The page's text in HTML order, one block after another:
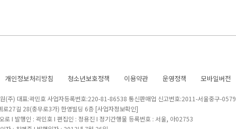
개인정보처리방침 청소년보호정책 이용약관 운영정책 모바일버전
(주) 대표:곽민호 사업자등록번호:220-81-86538 통신판매업 신고번호:2011-서울중구-0579
로27길 28(충무로3가) 한영빌딩 6층 [사업자정보확인]
로 I 발행인 : 곽민호 I 편집인 : 정용진 I 정기간행물 등록번호 : 서울, 아02753